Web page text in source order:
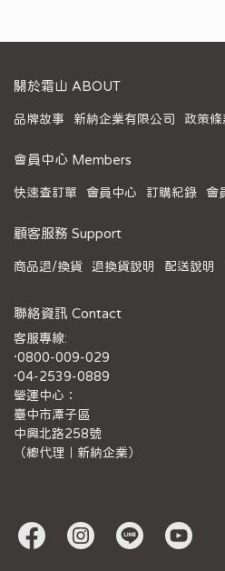
關於霜山 ABOUT
品牌故事 新納企業有限公司 政策條
會員中心 Members
快速查訂單 會員中心 訂購紀錄 會
顧客服務 Support
商品退/換貨 退換貨說明 配送說明
聯絡資訊 Contact
客服專線:
·0800-009-029
·04-2539-0889
營運中心：
臺中市潭子區
中興北路258號
（總代理｜新納企業）